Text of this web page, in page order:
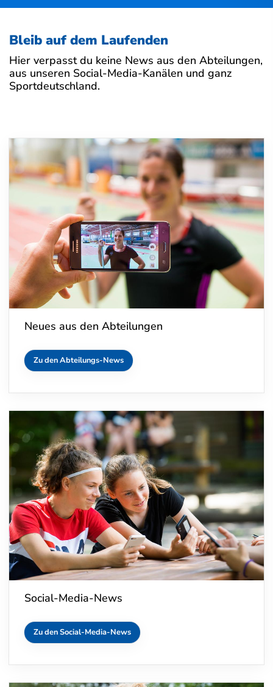
Bleib auf dem Laufenden
Hier verpasst du keine News aus den Abteilungen,
aus unseren Social-Media-Kanälen und ganz
Sportdeutschland.
Neues aus den Abteilungen
Zu den Abteilungs-News
Social-Media-News
Zu den Social-Media-News